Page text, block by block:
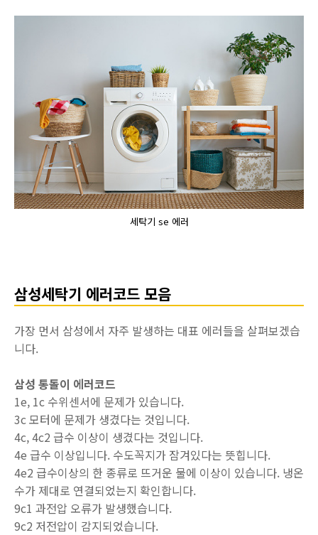
세탁기 se 에러
삼성세탁기 에러코드 모음
가장 먼서 삼성에서 자주 발생하는 대표 에러들을 살펴보겠습
니다.
삼성 통돌이 에러코드
1e, 1c 수위센서에 문제가 있습니다.
3c 모터에 문제가 생겼다는 것입니다.
4c, 4c2 급수 이상이 생겼다는 것입니다.
4e 급수 이상입니다. 수도꼭지가 잠겨있다는 뜻힙니다.
4e2 급수이상의 한 종류로 뜨거운 물에 이상이 있습니다. 냉온
수가 제대로 연결되었는지 확인합니다.
9c1 과전압 오류가 발생했습니다.
9c2 저전압이 감지되었습니다.